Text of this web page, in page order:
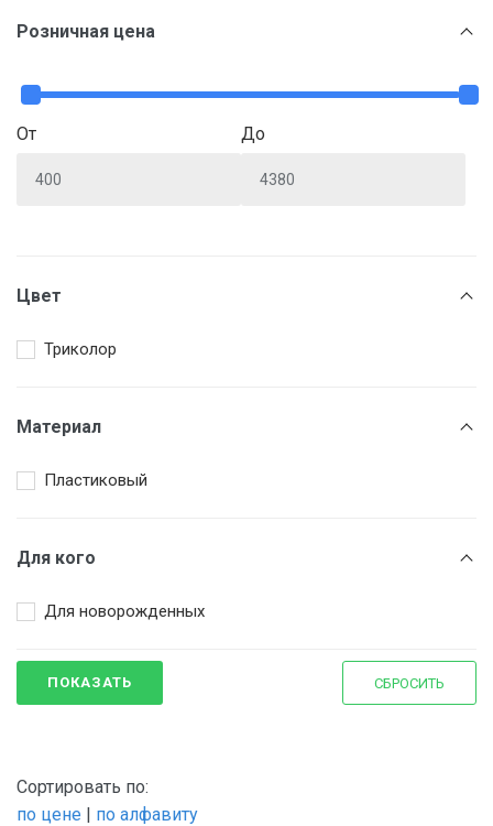
Розничная цена
От До
Цвет
Триколор
Материал
Пластиковый
Для кого
Для новорожденных
ПОКАЗАТЬ СБРОСИТЬ
Сортировать по:
по цене | по алфавиту